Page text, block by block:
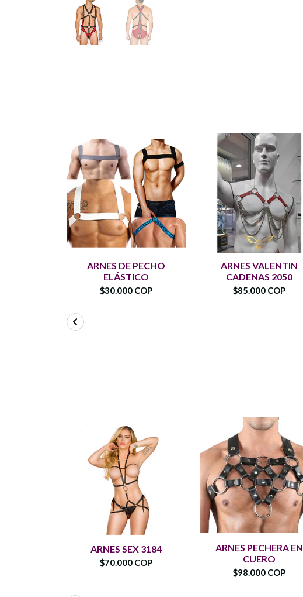
ARNES DE PECHO
ELÁSTICO
$30.000 COP
ARNES VALENTIN
CADENAS 2050
$85.000 COP
ARNES SEX 3184
$70.000 COP
ARNES PECHERA EN
CUERO
$98.000 COP